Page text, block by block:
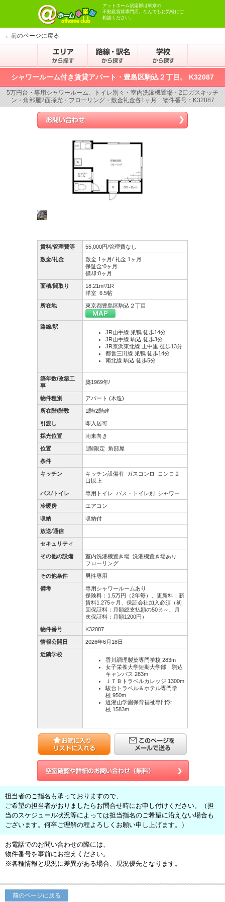
アットホーム倶楽部は東京の
不動産賃貸専門店。なんでもお気軽にご
相談ください。
←前のページに戻る
シャワールーム付き賃貸アパート・豊島区駒込２丁目。 K32087
5万円台・専用シャワールーム、トイレ別々・室内洗濯機置場・2口ガスキッチ
ン・角部屋2面採光・フローリング・敷金礼金各1ヶ月 物件番号：K32087
賃料/管理費等 55,000円/管理費なし
敷金/礼金
敷金 1ヶ月/ 礼金 1ヶ月
保証金:0ヶ月
償却:0ヶ月
面積/間取り
18.21m²/1R
洋室 6.5帖
所在地 東京都豊島区駒込２丁目
路線/駅
JR山手線 巣鴨 徒歩14分
JR山手線 駒込 徒歩3分
JR京浜東北線 上中里 徒歩13分
都営三田線 巣鴨 徒歩14分
南北線 駒込 徒歩5分
築年数/改築工
事
築1969年/
物件種別 アパート (木造)
所在階/階数 1階/2階建
引渡し 即入居可
採光位置 南東向き
位置 1階限定 角部屋
条件
キッチン キッチン設備有 ガスコンロ
コンロ２
口以上
バス/トイレ 専用トイレ バス・トイレ別 シャワー
冷暖房 エアコン
収納 収納付
放送/通信
セキュリティ
その他の設備 室内洗濯機置き場 洗濯機置き場あり
フローリング
その他条件 男性専用
備考
専用シャワールームあり
保険料：1.5万円（2年毎）、更新料：新
賃料1.275ヶ月、保証会社加入必須（初
回保証料：月額総支払額の50％～、月
次保証料：月額1200円）
物件番号 K32087
情報公開日 2026年6月18日
近隣学校
香川調理製菓専門学校 283m
女子栄養大学短期大学部 駒込
キャンパス 283m
ＪＴＢトラベルカレッジ 1300m
駿台トラベル＆ホテル専門学
校 950m
道灌山学園保育福祉専門学
校 1583m
担当者のご指名も承っておりますので、
ご希望の担当者がおりましたらお問合せ時にお申し付けください。（担
当のスケジュール状況等によっては担当指名のご希望に沿えない場合も
ございます。何卒ご理解の程よろしくお願い申し上げます。）
お電話でのお問い合わせの際には、
物件番号を事前にお控えください。
※各種情報と現況に差異がある場合、現況優先となります。
前のページに戻る